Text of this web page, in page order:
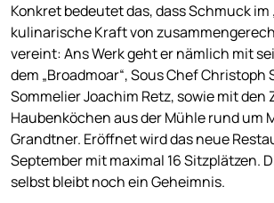
Konkret bedeutet das, dass Schmuck im
kulinarische Kraft von
vereint: Ans Werk geht er nämlich mit
dem „Broadmoar“, Sous Chef Christoph
Sommelier Joachim Retz, sowie mit den
Haubenköchen aus der Mühle rund um
Grandtner. Eröffnet wird das neue
September mit maximal 16 Sitzplätzen.
selbst bleibt noch ein Geheimnis.